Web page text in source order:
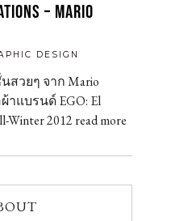
– MARIO
DESIGN
วยๆ จาก Mario
าแบรนด์ EGO: El
Winter 2012 read more